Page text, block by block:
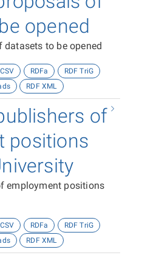
opened
to be opened
CSV RDFa
RDF TriG
RDF XML
of
positions
employment positions
CSV RDFa
RDF TriG
RDF XML